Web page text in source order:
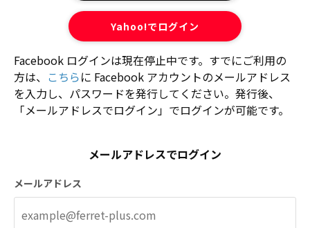
Yahoo!でログイン
Facebook ログインは現在停止中です。すでにご利用の
方は、 こちらに Facebook アカウントのメールアドレス
を入力し、パスワードを発行してください。発行後、
「メールアドレスでログイン」でログインが可能です。
メールアドレスでログイン
メールアドレス